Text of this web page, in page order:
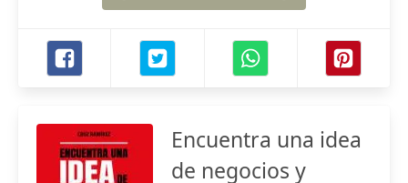
Encuentra una idea
de negocios y